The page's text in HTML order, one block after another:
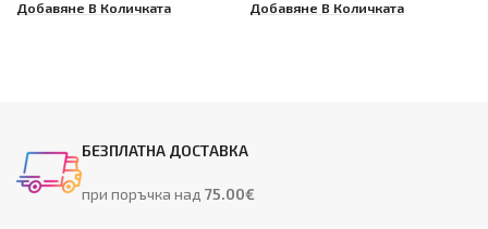
Добавяне В Количката
M2070W, SL-M2000, SL-M2022,
Добавяне В Количката
БЕЗПЛАТНА ДОСТАВКА
при поръчка над75.00€